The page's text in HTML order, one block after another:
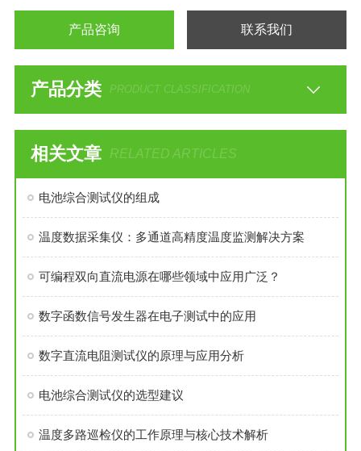
产品咨询 联系我们
产品分类 PRODUCT CLASSIFICATION
相关文章 RELATED ARTICLES
电池综合测试仪的组成
温度数据采集仪：多通道高精度温度监测解决方案
可编程双向直流电源在哪些领域中应用广泛？
数字函数信号发生器在电子测试中的应用
数字直流电阻测试仪的原理与应用分析
电池综合测试仪的选型建议
温度多路巡检仪的工作原理与核心技术解析